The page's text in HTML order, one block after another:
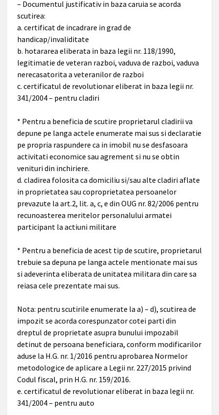
– Documentul justificativ in baza caruia se acorda
scutirea:
a. certificat de incadrare in grad de
handicap/invaliditate
b. hotararea eliberata in baza legii nr. 118/1990,
legitimatie de veteran razboi, vaduva de razboi, vaduva
nerecasatorita a veteranilor de razboi
c. certificatul de revolutionar eliberat in baza legii nr.
341/2004 – pentru cladiri
* Pentru a beneficia de scutire proprietarul cladirii va
depune pe langa actele enumerate mai sus si declaratie
pe propria raspundere ca in imobil nu se desfasoara
activitati economice sau agrement si nu se obtin
venituri din inchiriere.
d. cladirea folosita ca domiciliu si/sau alte cladiri aflate
in proprietatea sau coproprietatea persoanelor
prevazute la art.2, lit. a, c, e din OUG nr. 82/2006 pentru
recunoasterea meritelor personalului armatei
participant la actiuni militare
* Pentru a beneficia de acest tip de scutire, proprietarul
trebuie sa depuna pe langa actele mentionate mai sus
si adeverinta eliberata de unitatea militara din care sa
reiasa cele prezentate mai sus.
Nota: pentru scutirile enumerate la a) – d), scutirea de
impozit se acorda corespunzator cotei parti din
dreptul de proprietate asupra bunului impozabil
detinut de persoana beneficiara, conform modificarilor
aduse la H.G. nr. 1/2016 pentru aprobarea Normelor
metodologice de aplicare a Legii nr. 227/2015 privind
Codul fiscal, prin H.G. nr. 159/2016.
e. certificatul de revolutionar eliberat in baza legii nr.
341/2004 – pentru auto